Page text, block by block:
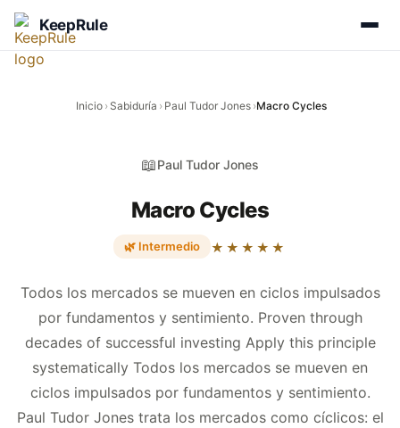
KeepRule
Inicio › Sabiduría › Paul Tudor Jones ›Macro Cycles
📖Paul Tudor Jones
Macro Cycles
🌿 Intermedio ★★★★★
Todos los mercados se mueven en ciclos impulsados
por fundamentos y sentimiento. Proven through
decades of successful investing Apply this principle
systematically Todos los mercados se mueven en
ciclos impulsados por fundamentos y sentimiento.
Paul Tudor Jones trata los mercados como cíclicos: el